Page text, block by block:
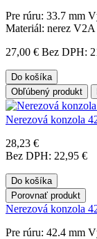
Pre rúru: 33.7 mm
Materiál: nerez
27,00 € Bez DPH:
Do košíka
Obľúbený produkt
Nerezová konzola
28,23 €
Bez DPH: 22,95 €
Do košíka
Porovnať produkt
Nerezová konzola
Pre rúru: 42.4 mm